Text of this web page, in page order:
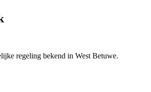
regeling bekend in West Betuwe.